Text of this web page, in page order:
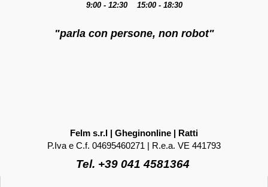
9:00 - 12:30 15:00 - 18:30
"parla con persone, non robot"
Felm s.r.l | Gheginonline | Ratti
P.Iva e C.f. 04695460271 | R.e.a. VE 441793
Tel. +39 041 4581364